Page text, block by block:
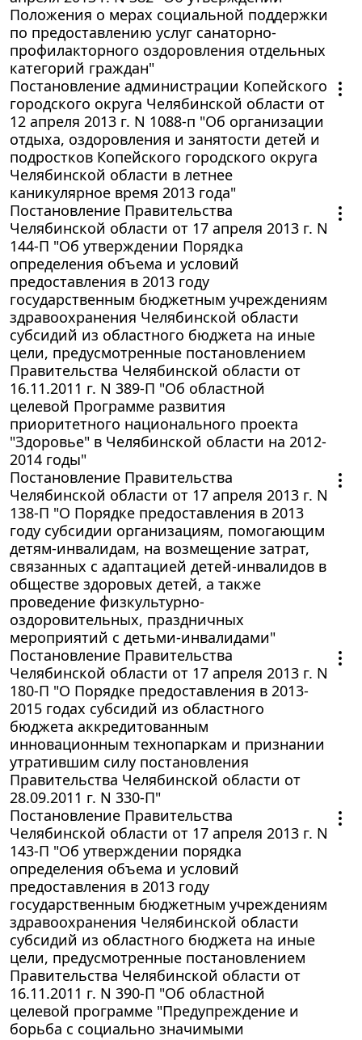
Положения о мерах социальной поддержки
по предоставлению услуг санаторно-
профилакторного оздоровления отдельных
категорий граждан"
Постановление администрации Копейского
городского округа Челябинской области от
12 апреля 2013 г. N 1088-п "Об организации
отдыха, оздоровления и занятости детей и
подростков Копейского городского округа
Челябинской области в летнее
каникулярное время 2013 года"
Постановление Правительства
Челябинской области от 17 апреля 2013 г. N
144-П "Об утверждении Порядка
определения объема и условий
предоставления в 2013 году
государственным бюджетным учреждениям
здравоохранения Челябинской области
субсидий из областного бюджета на иные
цели, предусмотренные постановлением
Правительства Челябинской области от
16.11.2011 г. N 389-П "Об областной
целевой Программе развития
приоритетного национального проекта
"Здоровье" в Челябинской области на 2012-
2014 годы"
Постановление Правительства
Челябинской области от 17 апреля 2013 г. N
138-П "О Порядке предоставления в 2013
году субсидии организациям, помогающим
детям-инвалидам, на возмещение затрат,
связанных с адаптацией детей-инвалидов в
обществе здоровых детей, а также
проведение физкультурно-
оздоровительных, праздничных
мероприятий с детьми-инвалидами"
Постановление Правительства
Челябинской области от 17 апреля 2013 г. N
180-П "О Порядке предоставления в 2013-
2015 годах субсидий из областного
бюджета аккредитованным
инновационным технопаркам и признании
утратившим силу постановления
Правительства Челябинской области от
28.09.2011 г. N 330-П"
Постановление Правительства
Челябинской области от 17 апреля 2013 г. N
143-П "Об утверждении порядка
определения объема и условий
предоставления в 2013 году
государственным бюджетным учреждениям
здравоохранения Челябинской области
субсидий из областного бюджета на иные
цели, предусмотренные постановлением
Правительства Челябинской области от
16.11.2011 г. N 390-П "Об областной
целевой программе "Предупреждение и
борьба с социально значимыми